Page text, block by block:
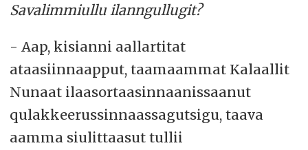
Savalimmiullu ilanngullugit?
- Aap, kisianni aallartitat
ataasiinnaapput, taamaammat Kalaallit
Nunaat ilaasortaasinnaanissaanut
qulakkeerussinnaassagutsigu, taava
aamma siulittaasut tullii